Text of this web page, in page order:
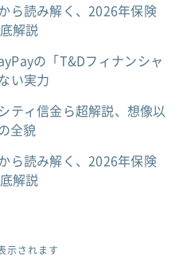
ら読み解く、2026年保険
解説
の「T&Dフィナンシャ
い実力
ティ信金ら超解説、想像以
全貌
ら読み解く、2026年保険
解説
示されます